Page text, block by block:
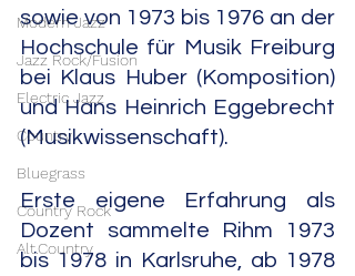
Modern Jazz
Jazz Rock/Fusion
Electric Jazz
Country
Bluegrass
Country Rock
Alt.Country
sowie von 1973 bis 1976 an der
Hochschule für Musik Freiburg
bei Klaus Huber (Komposition)
und Hans Heinrich Eggebrecht
(Musikwissenschaft).
Erste eigene Erfahrung als
Dozent sammelte Rihm 1973
bis 1978 in Karlsruhe, ab 1978